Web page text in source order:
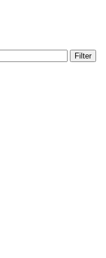
Filter